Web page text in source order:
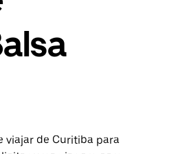
viajar de Curitiba para